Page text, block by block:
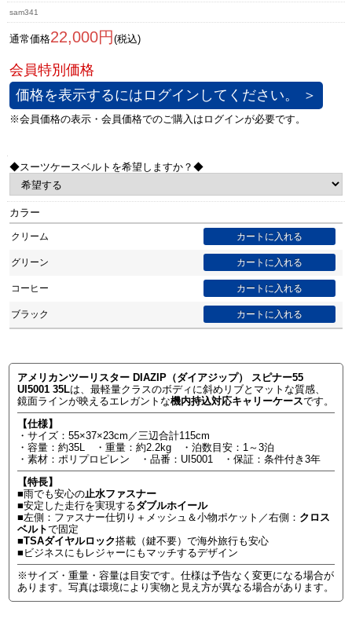
sam341
通常価格22,000円 (税込)
価格を表示するにはログインしてください。 ＞
◆スーツケースベルトを希望しますか？◆
カラー
クリーム
グリーン
コーヒー
ブラック
アメリカンツーリスター DIAZIP（ダイアジップ） スピナー55
UI5001 35Lは、最軽量クラスのボディに斜めリブとマットな質感、
鏡面ラインが映えるエレガントな機内持込対応キャリーケースです。
【仕様】
・サイズ：55×37×23cm／三辺合計115cm
・容量：約35L ・重量：約2.2kg ・泊数目安：1～3泊
・素材：ポリプロピレン ・品番：UI5001 ・保証：条件付き3年
【特長】
■雨でも安心の止水ファスナー
■安定した走行を実現するダブルホイール
■左側：ファスナー仕切り＋メッシュ＆小物ポケット／右側： クロス
ベルトで固定
■TSAダイヤルロック搭載（鍵不要）で海外旅行も安心
■ビジネスにもレジャーにもマッチするデザイン
※サイズ・重量・容量は目安です。仕様は予告なく変更になる場合が
あります。写真は環境により実物と見え方が異なる場合があります。